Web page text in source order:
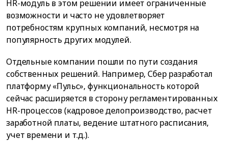
HR-модуль в этом решении имеет ограниченные
возможности и часто не удовлетворяет
потребностям крупных компаний, несмотря на
популярность других модулей.
Отдельные компании пошли по пути создания
собственных решений. Например, Сбер разработал
платформу «Пульс», функциональность которой
сейчас расширяется в сторону регламентированных
HR-процессов (кадровое делопроизводство, расчет
заработной платы, ведение штатного расписания,
учет времени и т.д.).